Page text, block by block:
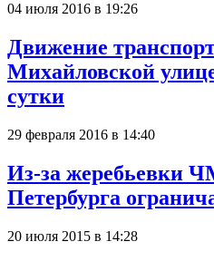
04 июля 2016 в 19:26
Движение
Михайловской
сутки
29 февраля 2016 в 14:40
Из-за жеребьевки
Петербурга
20 июля 2015 в 14:28